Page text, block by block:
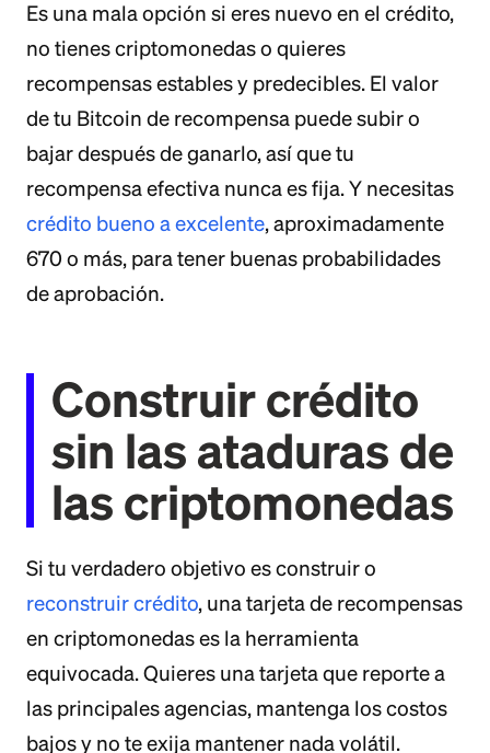
Es una mala opción si eres nuevo en el crédito,
no tienes criptomonedas o quieres
recompensas estables y predecibles. El valor
de tu Bitcoin de recompensa puede subir o
bajar después de ganarlo, así que tu
recompensa efectiva nunca es fija. Y necesitas
crédito bueno a excelente, aproximadamente
670 o más, para tener buenas probabilidades
de aprobación.
Construir crédito
sin las ataduras de
las criptomonedas
Si tu verdadero objetivo es construir o
reconstruir crédito, una tarjeta de recompensas
en criptomonedas es la herramienta
equivocada. Quieres una tarjeta que reporte a
las principales agencias, mantenga los costos
bajos y no te exija mantener nada volátil.